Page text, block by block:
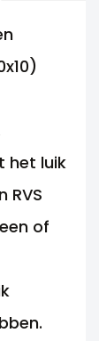
het luik
RVS
of